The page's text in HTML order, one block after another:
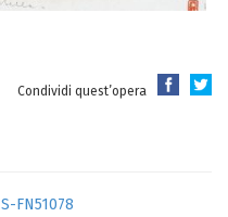
Condividi quest’opera
S-FN51078